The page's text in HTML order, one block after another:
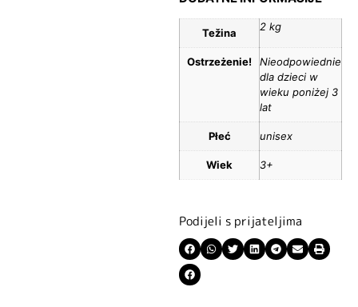
Težina 2 kg
Ostrzeżenie!
Nieodpowiednie
dla dzieci w
wieku poniżej 3
lat
Płeć unisex
Wiek 3+
Podijeli s prijateljima